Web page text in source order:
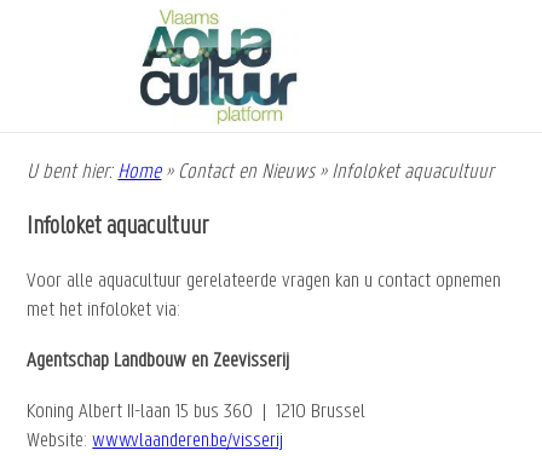
gaan
U bent hier: Home » Contact en Nieuws » Infoloket aquacultuur
Infoloket aquacultuur
Voor alle aquacultuur gerelateerde vragen kan u contact opnemen
met het infoloket via:
Agentschap Landbouw en Zeevisserij
Koning Albert II-laan 15 bus 360 | 1210 Brussel
Website:www.vlaanderen.be/visserij